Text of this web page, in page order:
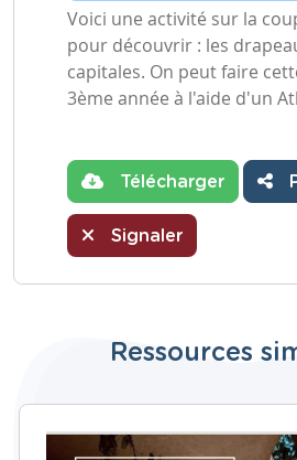
Voici une activité sur la
pour découvrir : les
capitales. On peut faire
3ème année à l'aide d'un
Télécharger
Signaler
Ressources